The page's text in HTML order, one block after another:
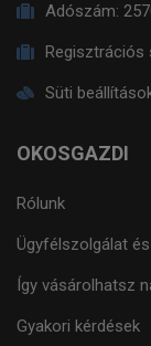
Adószám:
Regisztrációs
Süti
OKOSGAZDI
Rólunk
Ügyfélszolgálat
Így vásárolhatsz
Gyakori kérdések